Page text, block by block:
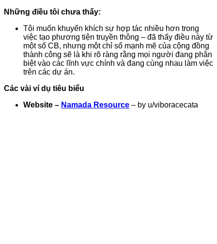
Những điều tôi chưa thấy:
Tôi muốn khuyến khích sự hợp tác nhiều hơn trong
việc tạo phương tiện truyền thông – đã thấy điều này từ
một số CB, nhưng một chỉ số mạnh mẽ của cộng đồng
thành công sẽ là khi rõ ràng rằng mọi người đang phân
biệt vào các lĩnh vực chính và đang cùng nhau làm việc
trên các dự án.
Các vài ví dụ tiêu biểu
Website – Namada Resource – by u/viboracecata